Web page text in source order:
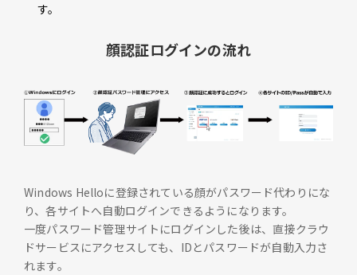
す。
顔認証ログインの流れ
Windows Helloに登録されている顔がパスワード代わりにな
り、各サイトへ自動ログインできるようになります。
一度パスワード管理サイトにログインした後は、直接クラウ
ドサービスにアクセスしても、IDとパスワードが自動入力さ
れます。